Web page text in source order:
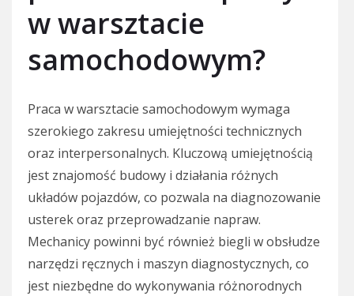
w warsztacie
samochodowym?
Praca w warsztacie samochodowym wymaga
szerokiego zakresu umiejętności technicznych
oraz interpersonalnych. Kluczową umiejętnością
jest znajomość budowy i działania różnych
układów pojazdów, co pozwala na diagnozowanie
usterek oraz przeprowadzanie napraw.
Mechanicy powinni być również biegli w obsłudze
narzędzi ręcznych i maszyn diagnostycznych, co
jest niezbędne do wykonywania różnorodnych